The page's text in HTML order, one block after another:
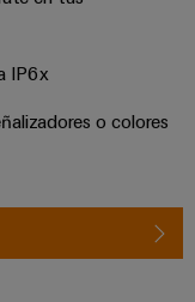
IP6x
o colores